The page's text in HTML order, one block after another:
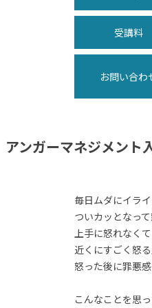
受講料
お問い合わ
アンガーマネジメント
毎日ムダにイラ
ついカッとなっ
上手に怒れなく
近くにすごく怒
怒った後に罪悪
こんなことを思